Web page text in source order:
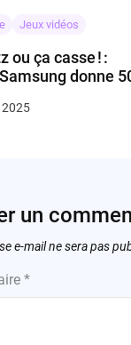
Jeux vidéos
ou ça casse ! :
donne
2025
un
e-mail ne sera pas
*